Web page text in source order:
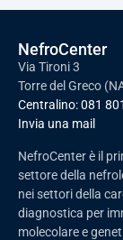
NefroCenter
Via Tironi 3
Torre del Greco
Centralino:081
Invia una mail
NefroCenter è il
settore della
nei settori della
diagnostica per
molecolare e